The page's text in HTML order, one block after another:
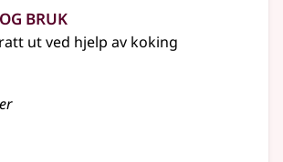
bruk
ut ved hjelp av koking